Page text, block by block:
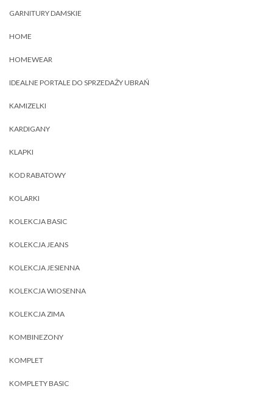
GARNITURY DAMSKIE
HOME
HOMEWEAR
IDEALNE PORTALE DO SPRZEDAŻY UBRAŃ
KAMIZELKI
KARDIGANY
KLAPKI
KOD RABATOWY
KOLARKI
KOLEKCJA BASIC
KOLEKCJA JEANS
KOLEKCJA JESIENNA
KOLEKCJA WIOSENNA
KOLEKCJA ZIMA
KOMBINEZONY
KOMPLET
KOMPLETY BASIC